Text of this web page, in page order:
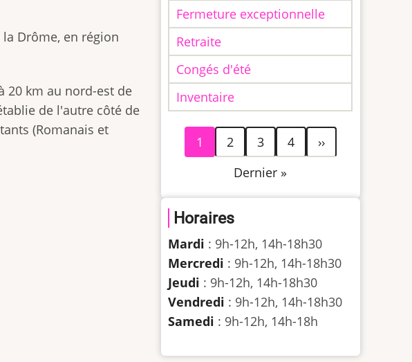
Drôme, en région
20 km au nord-est de
de l'autre côté de
(Romanais et
Fermeture exceptionnelle
Retraite
Congés d'été
Inventaire
Pagination
Page
courante
1 Page
2 Page
3 Page
4
Page
suivante
››
Dernière
Dernier »
Horaires
Mardi : 9h-12h, 14h-18h30
Mercredi : 9h-12h, 14h-18h30
Jeudi : 9h-12h, 14h-18h30
Vendredi : 9h-12h, 14h-18h30
Samedi : 9h-12h, 14h-18h